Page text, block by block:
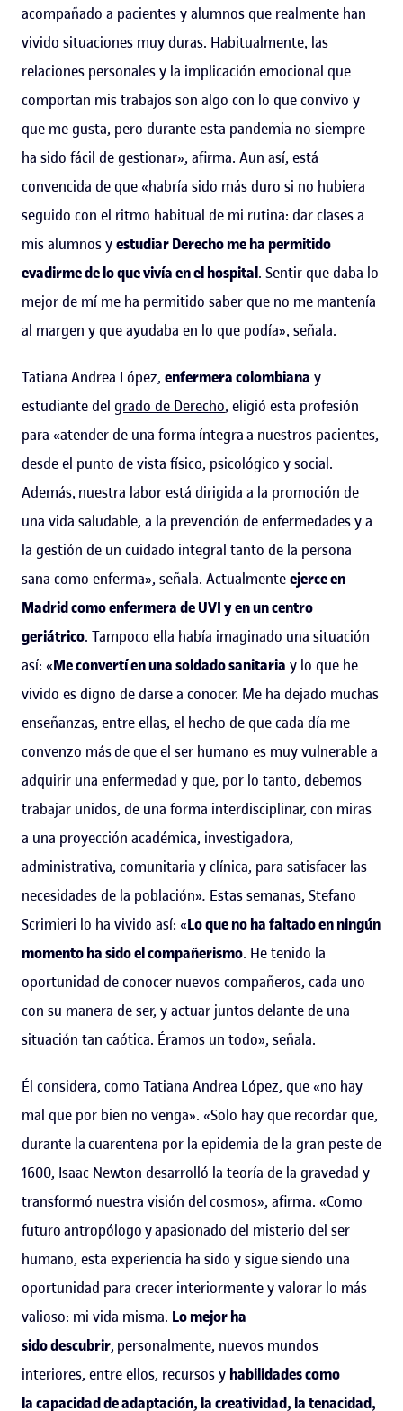
acompañado a pacientes y alumnos que realmente han
vivido situaciones muy duras. Habitualmente, las
relaciones personales y la implicación emocional que
comportan mis trabajos son algo con lo que convivo y
que me gusta, pero durante esta pandemia no siempre
ha sido fácil de gestionar», afirma. Aun así, está
convencida de que «habría sido más duro si no hubiera
seguido con el ritmo habitual de mi rutina: dar clases a
mis alumnos yestudiar Derecho me ha permitido
evadirme de lo que vivía en el hospital. Sentir que daba lo
mejor de mí me ha permitido saber que no me mantenía
al margen y que ayudaba en lo que podía», señala.
Tatiana Andrea López, enfermera colombiana y
estudiante del grado de Derecho, eligió esta profesión
para «atender de una forma íntegra a nuestros pacientes,
desde el punto de vista físico, psicológico y social.
Además, nuestra labor está dirigida a la promoción de
una vida saludable, a la prevención de enfermedades y a
la gestión de un cuidado integral tanto de la persona
sana como enferma», señala. Actualmenteejerce en
Madrid como enfermera de UVI y en un centro
geriátrico. Tampoco ella había imaginado una situación
así: «Me convertí en una soldado sanitaria y lo que he
vivido es digno de darse a conocer. Me ha dejado muchas
enseñanzas, entre ellas, el hecho de que cada día me
convenzo más de que el ser humano es muy vulnerable a
adquirir una enfermedad y que, por lo tanto, debemos
trabajar unidos, de una forma interdisciplinar, con miras
a una proyección académica, investigadora,
administrativa, comunitaria y clínica, para satisfacer las
necesidades de la población». Estas semanas, Stefano
Scrimieri lo ha vivido así: «Lo que no ha faltado en ningún
momento ha sido el compañerismo. He tenido la
oportunidad de conocer nuevos compañeros, cada uno
con su manera de ser, y actuar juntos delante de una
situación tan caótica. Éramos un todo», señala.
Él considera, como Tatiana Andrea López, que «no hay
mal que por bien no venga». «Solo hay que recordar que,
durante la cuarentena por la epidemia de la gran peste de
1600, Isaac Newton desarrolló la teoría de la gravedad y
transformó nuestra visión del cosmos», afirma. «Como
futuro antropólogo y apasionado del misterio del ser
humano, esta experiencia ha sido y sigue siendo una
oportunidad para crecer interiormente y valorar lo más
valioso: mi vida misma. Lo mejor ha
sido descubrir, personalmente, nuevos mundos
interiores, entre ellos, recursos y habilidades como
la capacidad de adaptación, la creatividad, la tenacidad,